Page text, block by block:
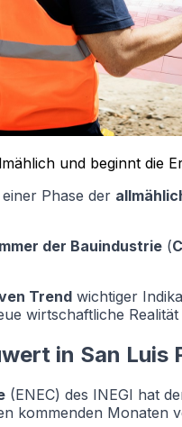
und beginnt
Phase der
der Bauindustrie (
Trend wichtiger
wirtschaftliche Realität
in San Luis
(ENEC) des INEGI hat
kommenden Monaten